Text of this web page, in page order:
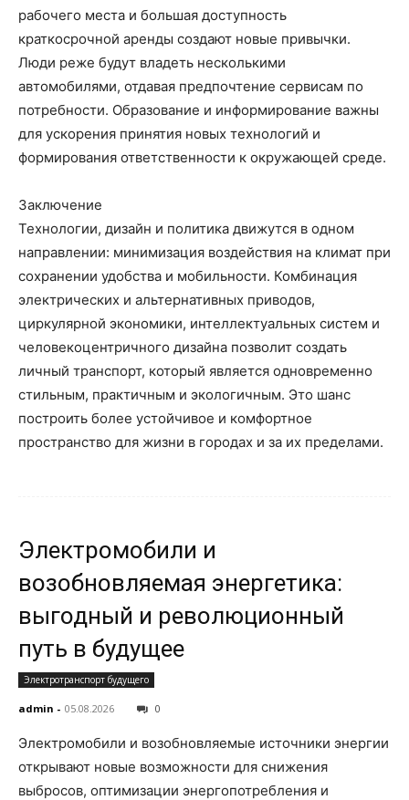
рабочего места и большая доступность
краткосрочной аренды создают новые привычки.
Люди реже будут владеть несколькими
автомобилями, отдавая предпочтение сервисам по
потребности. Образование и информирование важны
для ускорения принятия новых технологий и
формирования ответственности к окружающей среде.
Заключение
Технологии, дизайн и политика движутся в одном
направлении: минимизация воздействия на климат при
сохранении удобства и мобильности. Комбинация
электрических и альтернативных приводов,
циркулярной экономики, интеллектуальных систем и
человекоцентричного дизайна позволит создать
личный транспорт, который является одновременно
стильным, практичным и экологичным. Это шанс
построить более устойчивое и комфортное
пространство для жизни в городах и за их пределами.
Электромобили и
возобновляемая энергетика:
выгодный и революционный
путь в будущее
Электротранспорт будущего
admin - 05.08.2026 0
Электромобили и возобновляемые источники энергии
открывают новые возможности для снижения
выбросов, оптимизации энергопотребления и